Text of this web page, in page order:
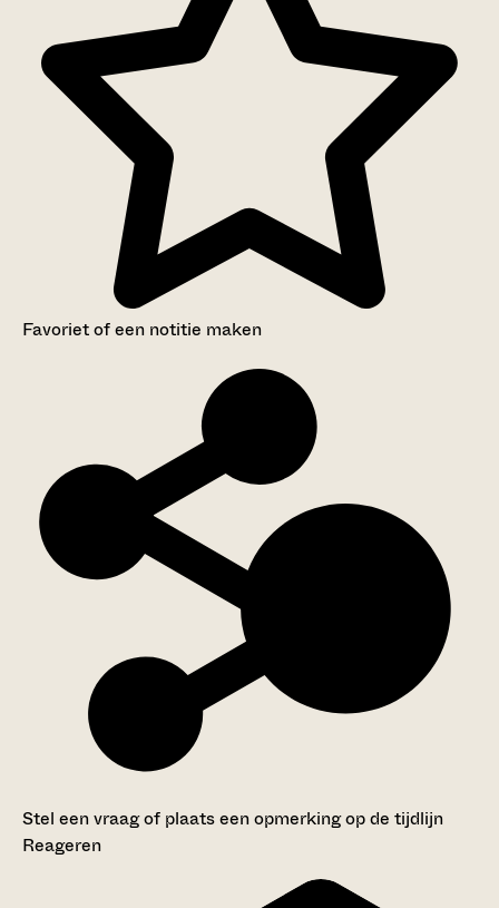
Favoriet of een notitie maken
Stel een vraag of plaats een opmerking op de tijdlijn
Reageren